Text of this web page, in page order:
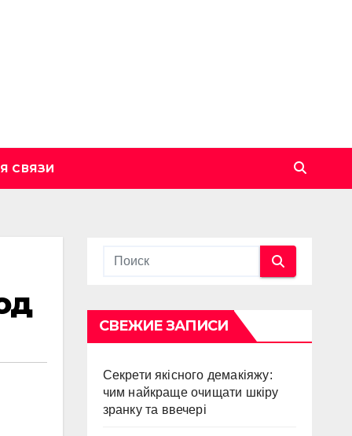
СВЯЗИ
СВЕЖИЕ ЗАПИСИ
Секрети якісного демакіяжу:
чим найкраще очищати шкіру
зранку та ввечері